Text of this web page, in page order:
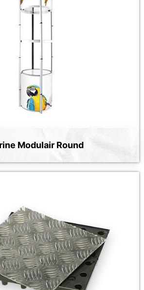
Modulair Round